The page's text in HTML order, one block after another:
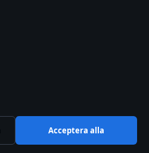
Acceptera alla